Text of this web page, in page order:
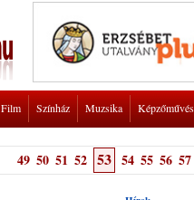
Film Színház Muzsika
49 50 51 52 53 54 55 56 57